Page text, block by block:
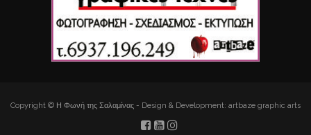
Copyright © Η Φωνή της Σαλαμίνας - Design & Development: artbaze graphic arts